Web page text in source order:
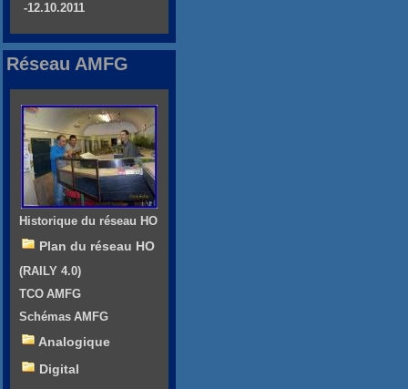
-12.10.2011
Réseau AMFG
Historique du réseau HO
Plan du réseau HO
(RAILY 4.0)
TCO AMFG
Schémas AMFG
Analogique
Digital